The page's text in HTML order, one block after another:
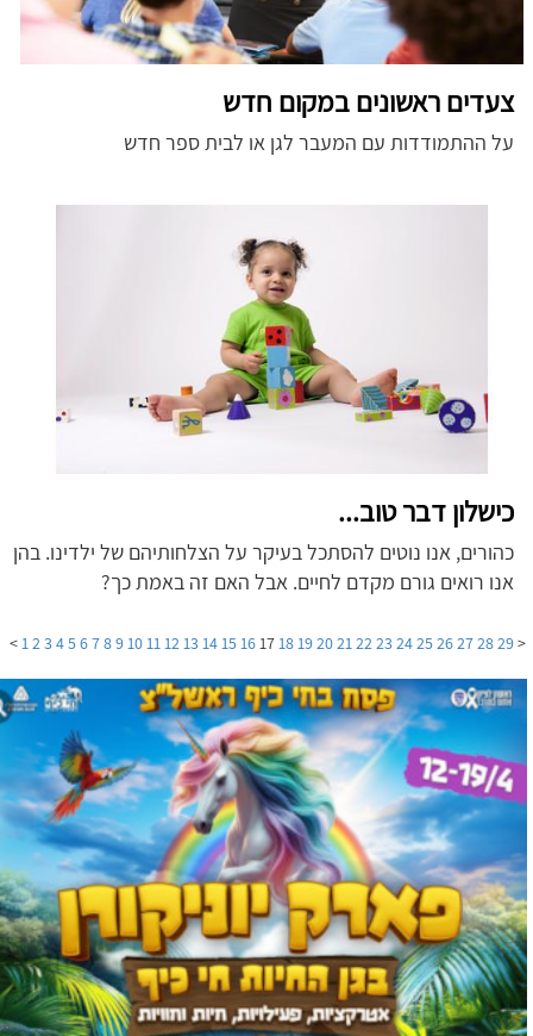
צעדים ראשונים במקום חדש
על ההתמודדות עם המעבר לגן או לבית ספר חדש
כישלון דבר טוב...
כהורים, אנו נוטים להסתכל בעיקר על הצלחותיהם של ילדינו. בהן
אנו רואים גורם מקדם לחיים. אבל האם זה באמת כך?
<
1234567891011121314151617181920212223242526272829
>